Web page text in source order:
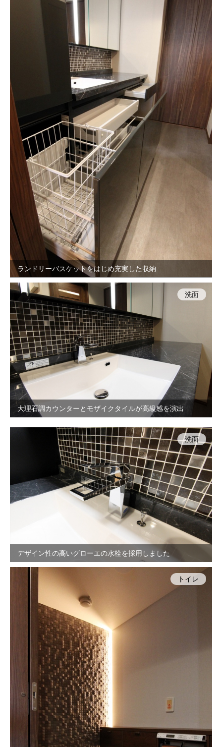
ランドリーバスケットをはじめ充実した収納
大理石調カウンターとモザイクタイルが高級感を演出
洗面
デザイン性の高いグローエの水栓を採用しました
洗面
トイレ